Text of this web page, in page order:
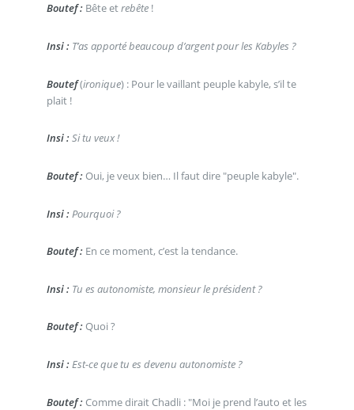
Boutef : Bête etrebête!
Insi : T’as apporté beaucoup d’argent pour les Kabyles ?
Boutef(ironique) : Pour le vaillant peuple kabyle, s’il te
plait !
Insi : Si tu veux !
Boutef : Oui, je veux bien… Il faut dire "peuple kabyle".
Insi : Pourquoi ?
Boutef : En ce moment, c’est la tendance.
Insi : Tu es autonomiste, monsieur le président ?
Boutef : Quoi ?
Insi : Est-ce que tu es devenu autonomiste ?
Boutef : Comme dirait Chadli : "Moi je prend l’auto et les